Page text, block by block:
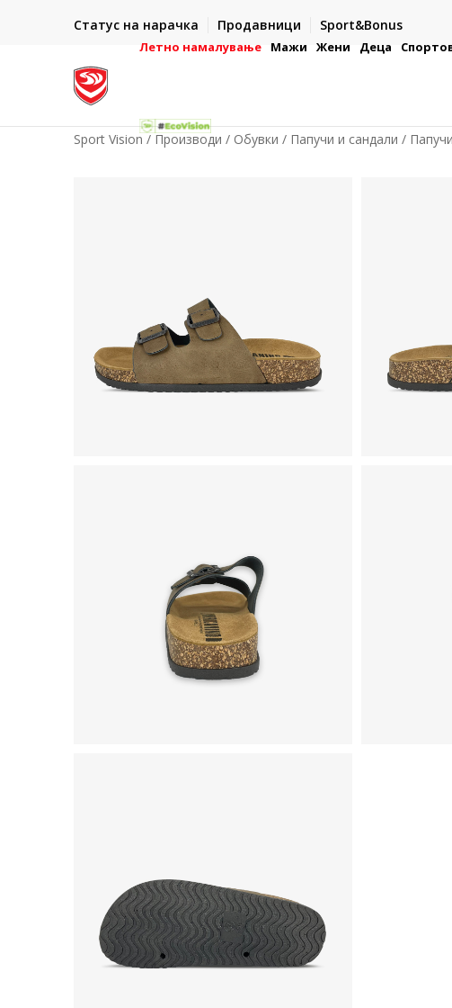
Статус на нарачка Продавници Sport&Bonus
- на сите нарачки во готово или со електронска платежна
Летно намалување Мажи Жени Деца
Sport Vision Производи Обувки Папучи и сандали Папучи